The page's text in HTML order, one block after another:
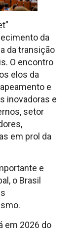
da
da transição
O encontro
elos da
e
inovadoras e
setor
em prol da
e
o Brasil
em 2026 do